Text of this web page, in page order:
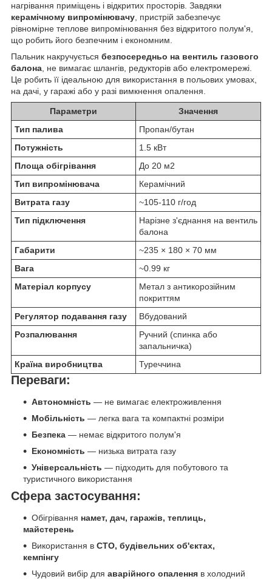
нагрівання приміщень і відкритих просторів. Завдяки
керамічному випромінювачу, пристрій забезпечує
рівномірне теплове випромінювання без відкритого полум'я,
що робить його безпечним і економним.
Пальник накручується безпосередньо на вентиль газового
балона, не вимагає шлангів, редукторів або електромережі.
Це робить її ідеальною для використання в польових умовах,
на дачі, у гаражі або у разі вимкнення опалення.
Параметри
Значення
Тип палива
Пропан/бутан
Потужність
1.5 кВт
Площа обігрівання
До 20 м2
Тип випромінювача
Керамічний
Витрата газу
~105-110 г/год
Тип підключення
Нарізне з'єднання на вентиль
балона
Габарити
~235 × 180 × 70 мм
Вага
~0.99 кг
Матеріал корпусу
Метал з антикорозійним
покриттям
Регулятор подавання газу
Вбудований
Розпалювання
Ручний (спинка або
запальничка)
Країна виробництва
Туреччина
Переваги:
Автономність — не вимагає електроживлення
Мобільність — легка вага та компактні розміри
Безпека — немає відкритого полум'я
Економність — низька витрата газу
Універсальність — підходить для побутового та
туристичного використання
Сфера застосування:
Обігрівання намет, дач, гаражів, теплиць,
майстерень
Використання в СТО, будівельних об'єктах,
кемпінгу
Чудовий вибір для аварійного опалення в холодний